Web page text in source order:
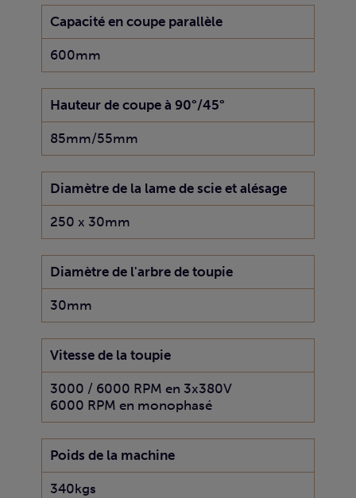
Capacité en coupe parallèle
600mm
Hauteur de coupe à 90°/45°
85mm/55mm
Diamètre de la lame de scie et alésage
250 x 30mm
Diamètre de l'arbre de toupie
30mm
Vitesse de la toupie
3000 / 6000 RPM en 3x380V
6000 RPM en monophasé
Poids de la machine
340kgs